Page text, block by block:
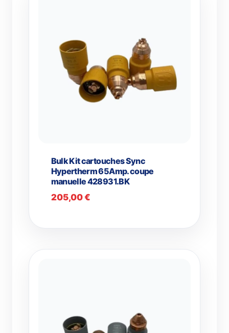
Bulk Kit cartouches Sync
Hypertherm 65Amp. coupe
manuelle 428931.BK
205,00€